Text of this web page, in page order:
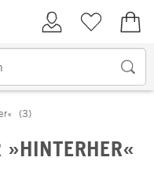
Kundenkonto
Merkliste
(3)
»HINTERHER«